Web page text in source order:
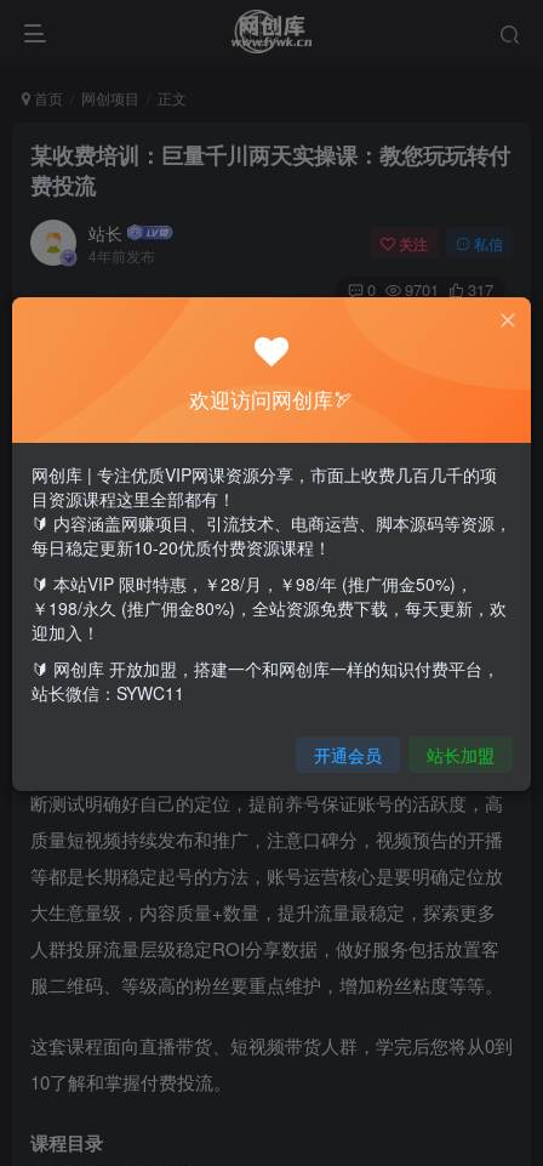
首页 网创项目 正文
某收费培训：巨量千川两天实操课：教您玩玩转付
费投流
站长
4年前发布
关注 私信
0 9701 317
课程从巨量千川基础认识和前景规划开始讲起，包括基础板
块不同广告平台的区别，巨量引擎、巨量千川、抖加、小店
随心推等，核心投流不是雪中送炭是锦上添花，讲解了抖音
推流机制以及流量。
运营策略主要讲长期稳定起号需要了解核心是小额多投，不
断测试明确好自己的定位，提前养号保证账号的活跃度，高
质量短视频持续发布和推广，注意口碑分，视频预告的开播
等都是长期稳定起号的方法，账号运营核心是要明确定位放
大生意量级，内容质量+数量，提升流量最稳定，探索更多
人群投屏流量层级稳定ROI分享数据，做好服务包括放置客
服二维码、等级高的粉丝要重点维护，增加粉丝粘度等等。
这套课程面向直播带货、短视频带货人群，学完后您将从0到
10了解和掌握付费投流。
课程目录
欢迎访问网创库🏹
网创库 | 专注优质VIP网课资源分享，市面上收费几百几千的项
目资源课程这里全部都有！
🔰 内容涵盖网赚项目、引流技术、电商运营、脚本源码等资源，
每日稳定更新10-20优质付费资源课程！
🔰 本站VIP 限时特惠，￥28/月，￥98/年 (推广佣金50%)，
￥198/永久 (推广佣金80%)，全站资源免费下载，每天更新，欢
迎加入！
🔰 网创库 开放加盟，搭建一个和网创库一样的知识付费平台，
站长微信：SYWC11
开通会员 站长加盟